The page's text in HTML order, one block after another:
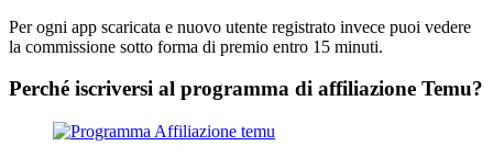
Per ogni app scaricata e nuovo utente registrato invece puoi vedere
la commissione sotto forma di premio entro 15 minuti.
Perché iscriversi al programma di affiliazione Temu?